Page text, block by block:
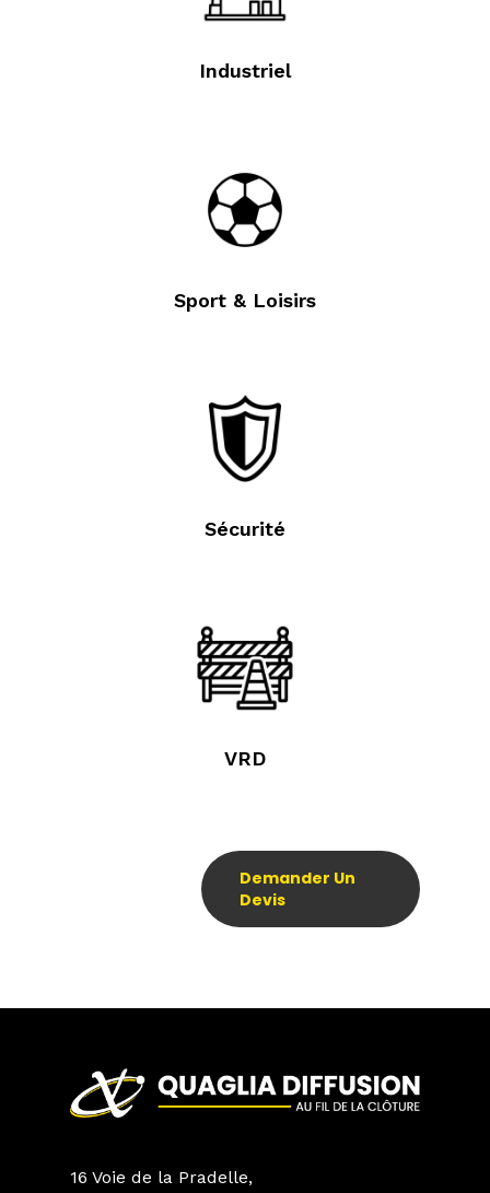
Industriel
Sport & Loisirs
Sécurité
VRD
Demander Un
Devis
16 Voie de la Pradelle,